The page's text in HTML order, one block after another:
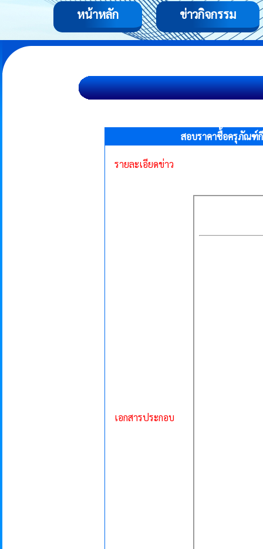
หน้าหลัก ข่าวกิจกรรม
สอบราคาซื้อครุภัณฑ์
รายละเอียดข่าว
เอกสารประกอบ